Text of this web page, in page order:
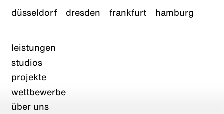
düsseldorf dresden frankfurt hamburg
leistungen
studios
projekte
wettbewerbe
über uns